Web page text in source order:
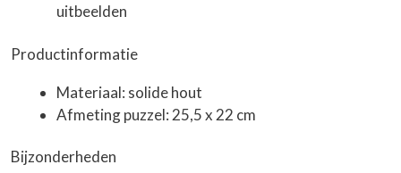
uitbeelden
Productinformatie
Materiaal: solide hout
Afmeting puzzel: 25,5 x 22 cm
Bijzonderheden